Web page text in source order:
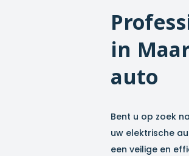
in
auto
Bent u op zoek
uw elektrische
een veilige en